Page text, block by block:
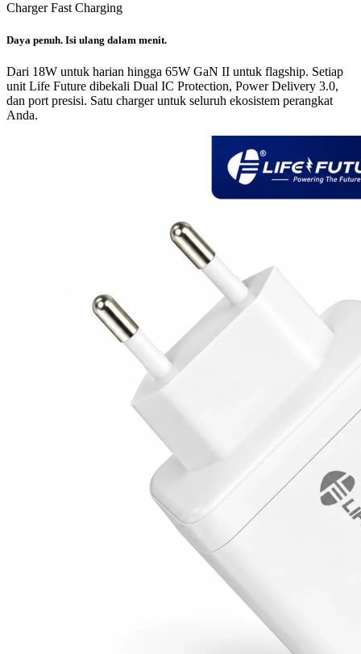
Charger Fast Charging
Daya penuh. Isi ulang dalam menit.
Dari 18W untuk harian hingga 65W GaN II untuk flagship. Setiap
unit Life Future dibekali Dual IC Protection, Power Delivery 3.0,
dan port presisi. Satu charger untuk seluruh ekosistem perangkat
Anda.